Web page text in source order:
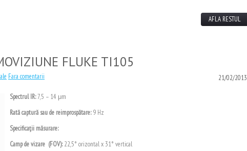
AFLA RESTUL
FLUKE TI105
21/02/2013
Fara comentarii
Spectrul IR:7,5 – 14 μm
Rată captură sau de reimprospătare:9 Hz
Specificaţii măsurare:
Camp de vizare (FOV):22,5° orizontal x 31° vertical